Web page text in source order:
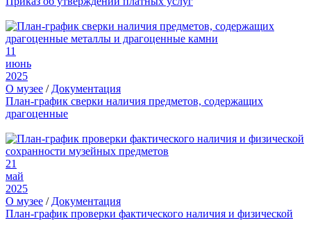
11
июнь
2025
О музее / Документация
План-график сверки наличия предметов, содержащих
драгоценные
21
май
2025
О музее / Документация
План-график проверки фактического наличия и физической